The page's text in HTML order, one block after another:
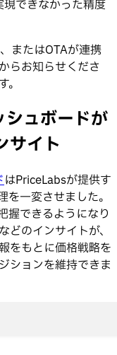
できなかった精度
またはOTAが連携
からお知らせくださ
ュボードが
サイト
はPriceLabsが提供す
一変させました。
握できるようになり
のインサイトが、
をもとに価格戦略を
ションを維持できま